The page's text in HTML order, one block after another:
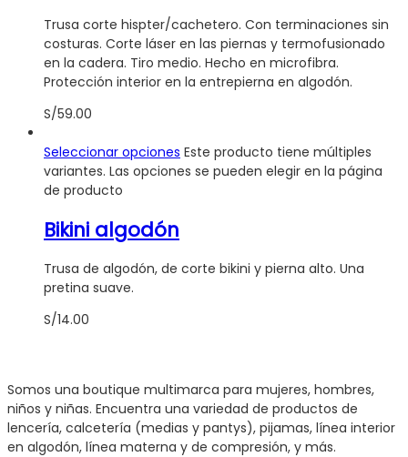
Trusa corte hispter/cachetero. Con terminaciones sin
costuras. Corte láser en las piernas y termofusionado
en la cadera. Tiro medio. Hecho en microfibra.
Protección interior en la entrepierna en algodón.
S/59.00
Seleccionar opciones Este producto tiene múltiples
variantes. Las opciones se pueden elegir en la página
de producto
Bikini algodón
Trusa de algodón, de corte bikini y pierna alto. Una
pretina suave.
S/14.00
Somos una boutique multimarca para mujeres, hombres,
niños y niñas. Encuentra una variedad de productos de
lencería, calcetería (medias y pantys), pijamas, línea interior
en algodón, línea materna y de compresión, y más.